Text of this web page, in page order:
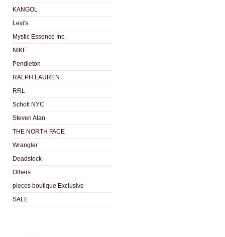
KANGOL
Levi's
Mystic Essence Inc.
NIKE
Pendleton
RALPH LAUREN
RRL
Schott NYC
Steven Alan
THE NORTH FACE
Wrangler
Deadstock
Others
pieces boutique Exclusive
SALE